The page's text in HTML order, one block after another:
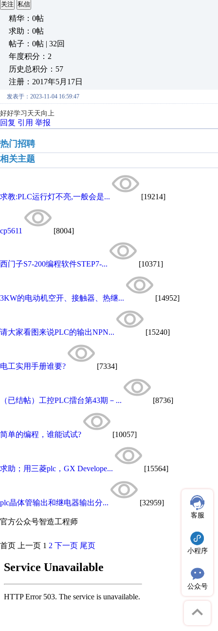
关注 私信
精华：0帖
求助：0帖
帖子：0帖 | 32回
年度积分：2
历史总积分：57
注册：2017年5月17日
发表于：2023-11-04 16:59:47
好好学习天天向上
回复 引用 举报
热门招聘
相关主题
求教:PLC运行灯不亮,一般会是... [19214]
cp5611 [8004]
西门子S7-200编程软件STEP7-... [10371]
3KW的电动机空开、接触器、热继... [14952]
请大家看图来说PLC的输出NPN... [15240]
电工实用手册谁要? [7334]
（已结帖）工控PLC擂台第43期－... [8736]
简单的编程，谁能试试? [10057]
求助；用三菱plc，GX Develope... [15564]
plc晶体管输出和继电器输出分... [32959]
官方公众号智造工程师
客服
小程序
公众号
首页 上一页 1 2 下一页 尾页